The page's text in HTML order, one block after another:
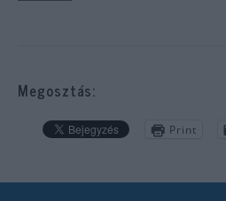
Megosztás:
Print